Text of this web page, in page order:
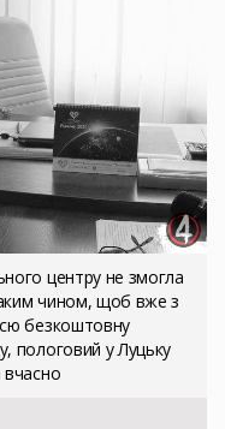
центру не змогла
чином, щоб вже з
безкоштовну
пологовий у Луцьку
вчасно